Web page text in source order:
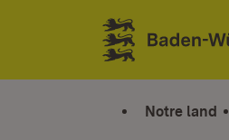
Sauter au contenu
Link zur
Notre land